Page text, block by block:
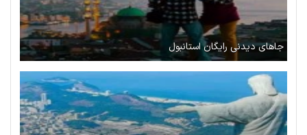
جاهای دیدنی رایگان استانبول